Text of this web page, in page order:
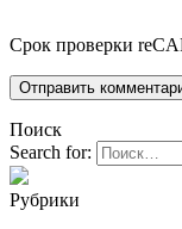
Срок проверки
Поиск
Search for:
Рубрики